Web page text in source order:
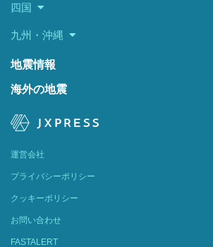
四国
九州・沖縄
地震情報
海外の地震
運営会社
プライバシーポリシー
クッキーポリシー
お問い合わせ
FASTALERT